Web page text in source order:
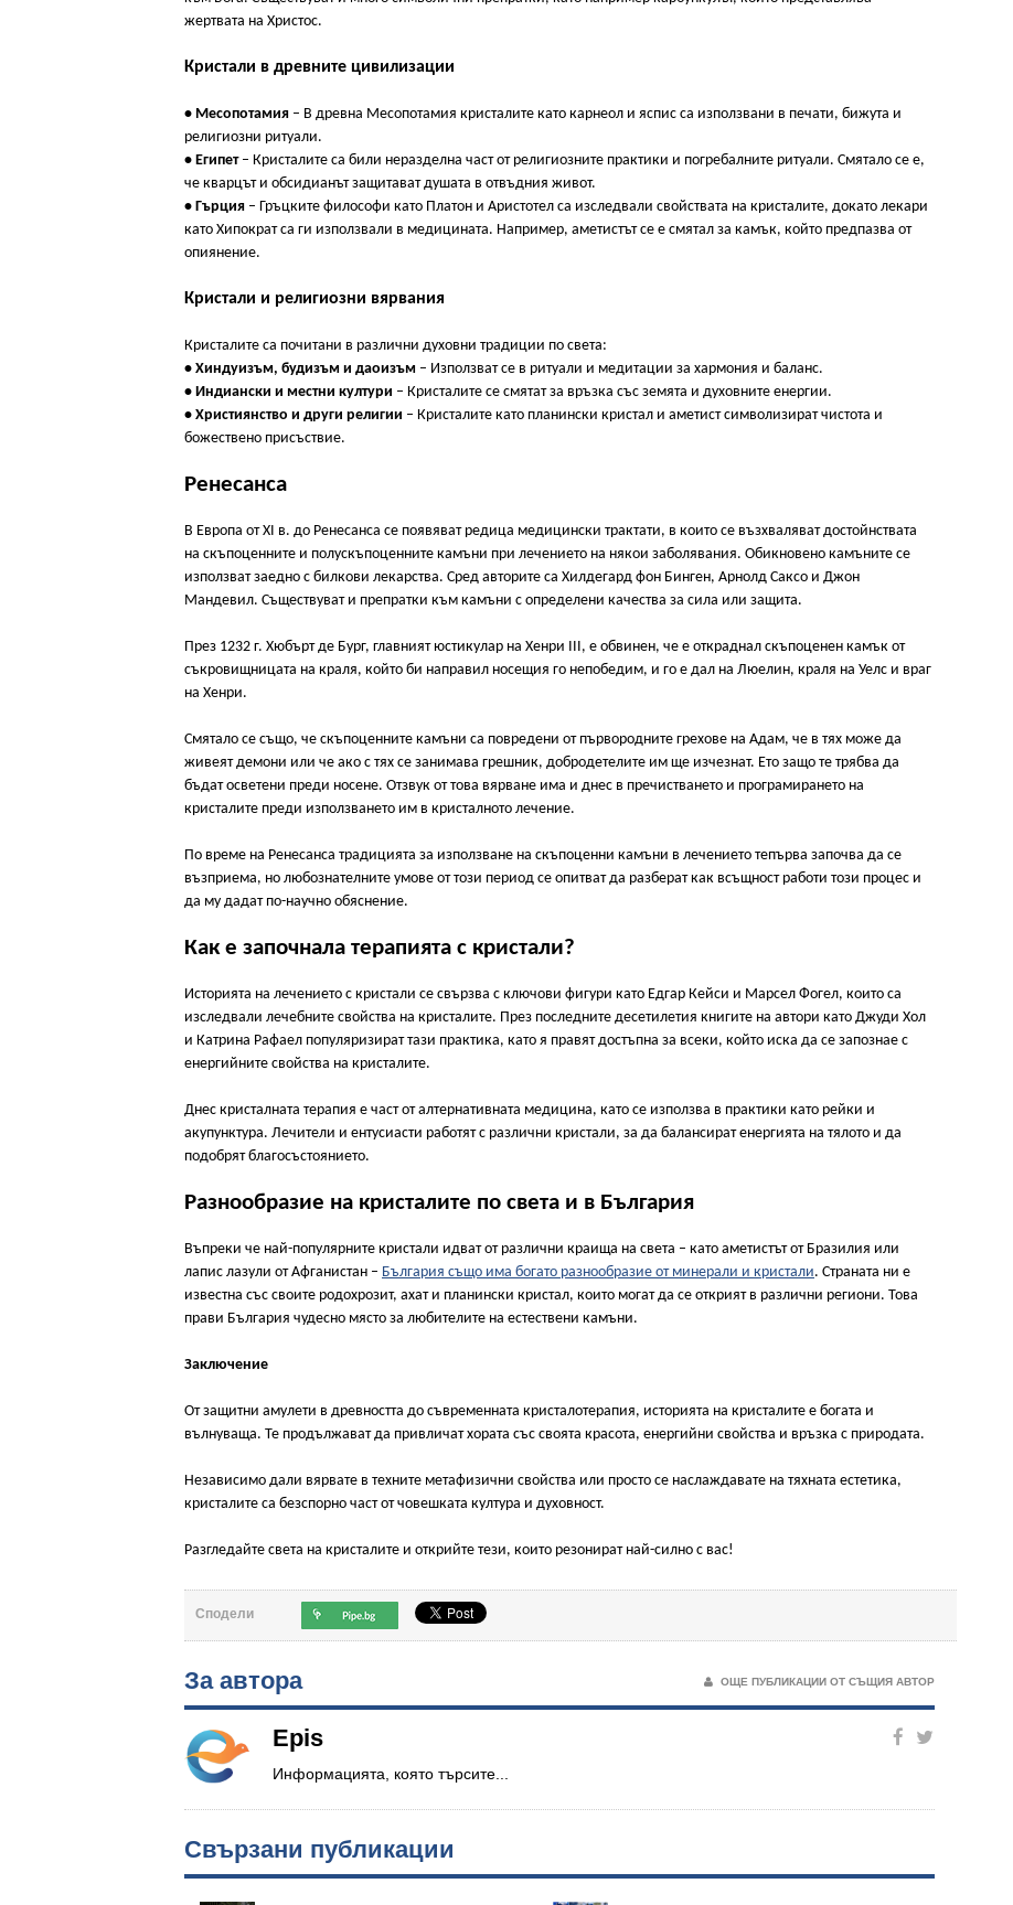
жертвата на Христос.
Кристали в древните цивилизации
• Месопотамия – В древна Месопотамия кристалите като карнеол и яспис са използвани в печати, бижута и
религиозни ритуали.
• Египет– Кристалите са били неразделна част от религиозните практики и погребалните ритуали. Смятало се е,
че кварцът и обсидианът защитават душата в отвъдния живот.
• Гърция – Гръцките философи като Платон и Аристотел са изследвали свойствата на кристалите, докато лекари
като Хипократ са ги използвали в медицината. Например, аметистът се е смятал за камък, който предпазва от
опиянение.
Кристали и религиозни вярвания
Кристалите са почитани в различни духовни традиции по света:
• Хиндуизъм, будизъм и даоизъм – Използват се в ритуали и медитации за хармония и баланс.
• Индиански и местни култури – Кристалите се смятат за връзка със земята и духовните енергии.
• Християнство и други религии – Кристалите като планински кристал и аметист символизират чистота и
божествено присъствие.
Ренесанса
В Европа от XI в. до Ренесанса се появяват редица медицински трактати, в които се възхваляват достойнствата
на скъпоценните и полускъпоценните камъни при лечението на някои заболявания. Обикновено камъните се
използват заедно с билкови лекарства. Сред авторите са Хилдегард фон Бинген, Арнолд Саксо и Джон
Мандевил. Съществуват и препратки към камъни с определени качества за сила или защита.
През 1232 г. Хюбърт де Бург, главният юстикулар на Хенри III, е обвинен, че е откраднал скъпоценен камък от
съкровищницата на краля, който би направил носещия го непобедим, и го е дал на Люелин, краля на Уелс и враг
на Хенри.
Смятало се също, че скъпоценните камъни са повредени от първородните грехове на Адам, че в тях може да
живеят демони или че ако с тях се занимава грешник, добродетелите им ще изчезнат. Ето защо те трябва да
бъдат осветени преди носене. Отзвук от това вярване има и днес в пречистването и програмирането на
кристалите преди използването им в кристалното лечение.
По време на Ренесанса традицията за използване на скъпоценни камъни в лечението тепърва започва да се
възприема, но любознателните умове от този период се опитват да разберат как всъщност работи този процес и
да му дадат по-научно обяснение.
Как е започнала терапията с кристали?
Историята на лечението с кристали се свързва с ключови фигури като Едгар Кейси и Марсел Фогел, които са
изследвали лечебните свойства на кристалите. През последните десетилетия книгите на автори като Джуди Хол
и Катрина Рафаел популяризират тази практика, като я правят достъпна за всеки, който иска да се запознае с
енергийните свойства на кристалите.
Днес кристалната терапия е част от алтернативната медицина, като се използва в практики като рейки и
акупунктура. Лечители и ентусиасти работят с различни кристали, за да балансират енергията на тялото и да
подобрят благосъстоянието.
Разнообразие на кристалите по света и в България
Въпреки че най-популярните кристали идват от различни краища на света – като аметистът от Бразилия или
лапис лазули от Афганистан – България също има богато разнообразие от минерали и кристали. Страната ни е
известна със своите родохрозит, ахат и планински кристал, които могат да се открият в различни региони. Това
прави България чудесно място за любителите на естествени камъни.
Заключение
От защитни амулети в древността до съвременната кристалотерапия, историята на кристалите е богата и
вълнуваща. Те продължават да привличат хората със своята красота, енергийни свойства и връзка с природата.
Независимо дали вярвате в техните метафизични свойства или просто се наслаждавате на тяхната естетика,
кристалите са безспорно част от човешката култура и духовност.
Разгледайте света на кристалите и открийте тези, които резонират най-силно с вас!
Сподели
За автора ОЩЕ ПУБЛИКАЦИИ ОТ СЪЩИЯ АВТОР
Epis
Информацията, която търсите...
Свързани публикации